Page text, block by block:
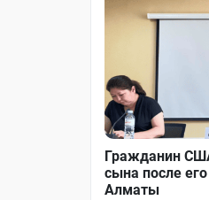
Гражданин
сына после
Алматы